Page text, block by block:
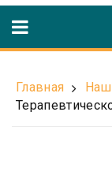
Главная